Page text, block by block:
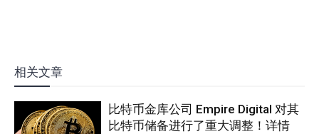
相关文章
比特币金库公司 Empire Digital 对其
比特币储备进行了重大调整！详情